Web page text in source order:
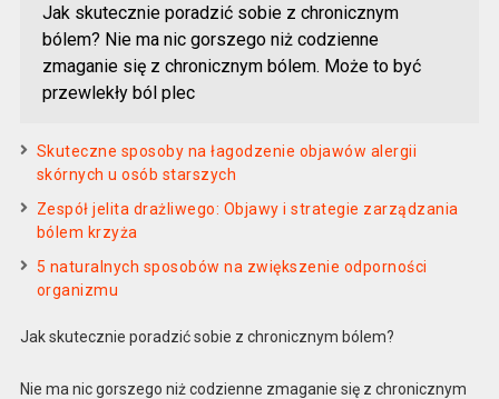
Jak skutecznie poradzić sobie z chronicznym
bólem? Nie ma nic gorszego niż codzienne
zmaganie się z chronicznym bólem. Może to być
przewlekły ból plec
Skuteczne sposoby na łagodzenie objawów alergii
skórnych u osób starszych
Zespół jelita drażliwego: Objawy i strategie zarządzania
bólem krzyża
5 naturalnych sposobów na zwiększenie odporności
organizmu
Jak skutecznie poradzić sobie z chronicznym bólem?
Nie ma nic gorszego niż codzienne zmaganie się z chronicznym